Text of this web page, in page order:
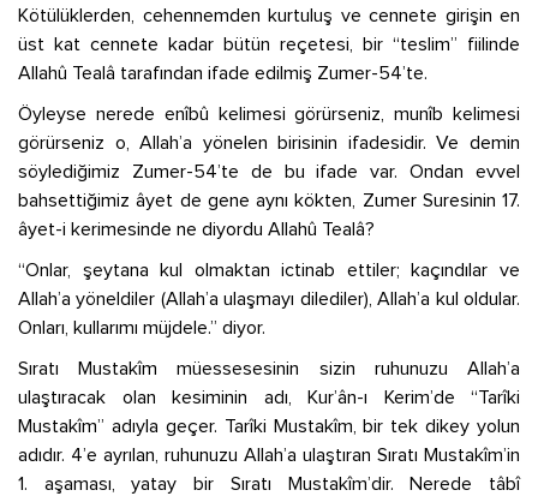
Kötülüklerden, cehennemden kurtuluş ve cennete girişin en
üst kat cennete kadar bütün reçetesi, bir “teslim” fiilinde
Allahû Tealâ tarafından ifade edilmiş Zumer-54’te.
Öyleyse nerede enîbû kelimesi görürseniz, munîb kelimesi
görürseniz o, Allah’a yönelen birisinin ifadesidir. Ve demin
söylediğimiz Zumer-54’te de bu ifade var. Ondan evvel
bahsettiğimiz âyet de gene aynı kökten, Zumer Suresinin 17.
âyet-i kerimesinde ne diyordu Allahû Tealâ?
“Onlar, şeytana kul olmaktan ictinab ettiler; kaçındılar ve
Allah’a yöneldiler (Allah’a ulaşmayı dilediler), Allah’a kul oldular.
Onları, kullarımı müjdele.” diyor.
Sıratı Mustakîm müessesesinin sizin ruhunuzu Allah’a
ulaştıracak olan kesiminin adı, Kur’ân-ı Kerim’de “Tarîki
Mustakîm” adıyla geçer. Tarîki Mustakîm, bir tek dikey yolun
adıdır. 4’e ayrılan, ruhunuzu Allah’a ulaştıran Sıratı Mustakîm’in
1. aşaması, yatay bir Sıratı Mustakîm’dir. Nerede tâbî